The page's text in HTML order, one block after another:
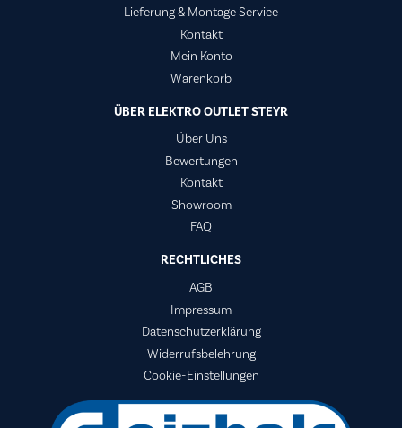
Lieferung & Montage Service
Kontakt
Mein Konto
Warenkorb
ÜBER ELEKTRO OUTLET STEYR
Über Uns
Bewertungen
Kontakt
Showroom
FAQ
RECHTLICHES
AGB
Impressum
Datenschutzerklärung
Widerrufsbelehrung
Cookie-Einstellungen